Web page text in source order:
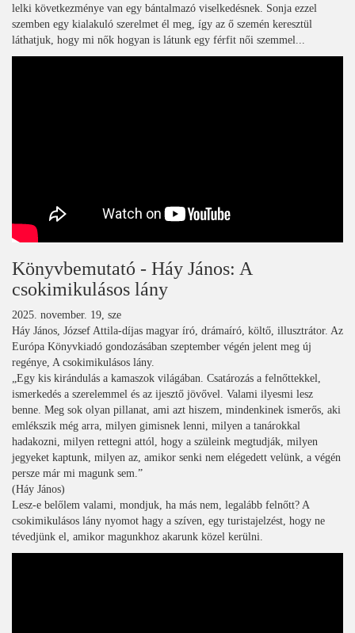
lelki következménye van egy bántalmazó viselkedésnek. Sonja ezzel
szemben egy kialakuló szerelmet él meg, így az ő szemén keresztül
láthatjuk, hogy mi nők hogyan is látunk egy férfit női szemmel...
Könyvbemutató - Háy János: A
csokimikulásos lány
2025. november. 19, sze
Háy János, József Attila-díjas magyar író, drámaíró, költő, illusztrátor. Az
Európa Könyvkiadó gondozásában szeptember végén jelent meg új
regénye, A csokimikulásos lány.
„Egy kis kirándulás a kamaszok világában. Csatározás a felnőttekkel,
ismerkedés a szerelemmel és az ijesztő jövővel. Valami ilyesmi lesz
benne. Meg sok olyan pillanat, ami azt hiszem, mindenkinek ismerős, aki
emlékszik még arra, milyen gimisnek lenni, milyen a tanárokkal
hadakozni, milyen rettegni attól, hogy a szüleink megtudják, milyen
jegyeket kaptunk, milyen az, amikor senki nem elégedett velünk, a végén
persze már mi magunk sem.”
(Háy János)
Lesz-e belőlem valami, mondjuk, ha más nem, legalább felnőtt? A
csokimikulásos lány nyomot hagy a szíven, egy turistajelzést, hogy ne
tévedjünk el, amikor magunkhoz akarunk közel kerülni.